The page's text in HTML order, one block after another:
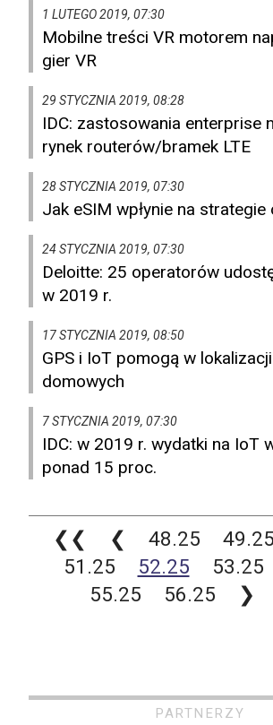
1 LUTEGO 2019, 07:30
Mobilne treści VR motorem
gier VR
29 STYCZNIA 2019, 08:28
IDC: zastosowania enterprise
rynek routerów/bramek LTE
28 STYCZNIA 2019, 07:30
Jak eSIM wpłynie na
24 STYCZNIA 2019, 07:30
Deloitte: 25 operatorów
w 2019 r.
17 STYCZNIA 2019, 08:50
GPS i IoT pomogą w
domowych
7 STYCZNIA 2019, 07:30
IDC: w 2019 r. wydatki na IoT
ponad 15 proc.
❮❮ ❮ 48.25 49.25
51.25
52.25 53.25
55.25
56.25 ❯
PARTNERZY